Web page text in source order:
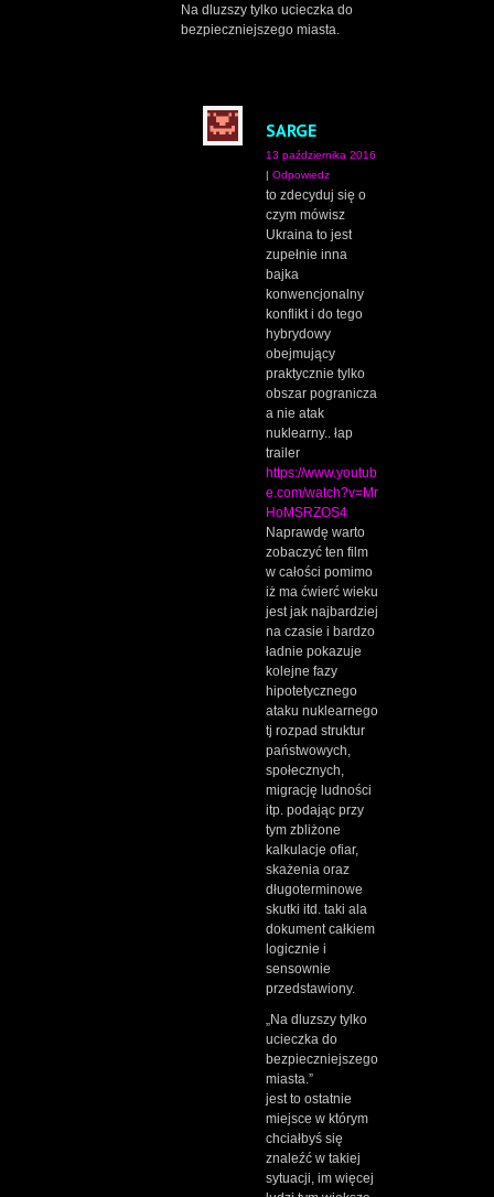
Na dluzszy tylko ucieczka do
bezpieczniejszego miasta.
SARGE
13 października 2016
Odpowiedz
to zdecyduj się o
czym mówisz
Ukraina to jest
zupełnie inna
bajka
konwencjonalny
konflikt i do tego
hybrydowy
obejmujący
praktycznie tylko
obszar pogranicza
a nie atak
nuklearny.. łap
trailer
https://www.youtub
e.com/watch?v=Mr
HoMSRZOS4
Naprawdę warto
zobaczyć ten film
w całości pomimo
iż ma ćwierć wieku
jest jak najbardziej
na czasie i bardzo
ładnie pokazuje
kolejne fazy
hipotetycznego
ataku nuklearnego
tj rozpad struktur
państwowych,
społecznych,
migrację ludności
itp. podając przy
tym zbliżone
kalkulacje ofiar,
skażenia oraz
długoterminowe
skutki itd. taki ala
dokument całkiem
logicznie i
sensownie
przedstawiony.
„Na dluzszy tylko
ucieczka do
bezpieczniejszego
miasta.”
jest to ostatnie
miejsce w którym
chciałbyś się
znaleźć w takiej
sytuacji, im więcej